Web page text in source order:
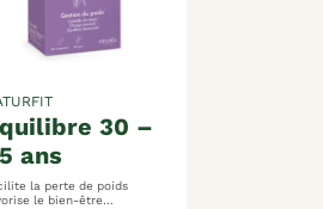
ans
la perte de poids
le bien-être